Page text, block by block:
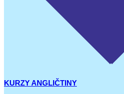
KURZY ANGLIČTINY